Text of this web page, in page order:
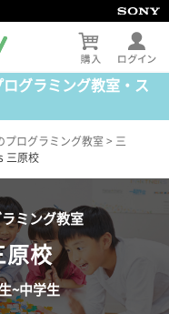
グラミング教室・ス
プログラミング教室 > 三
三原校
ミング教室
原校
~中学生